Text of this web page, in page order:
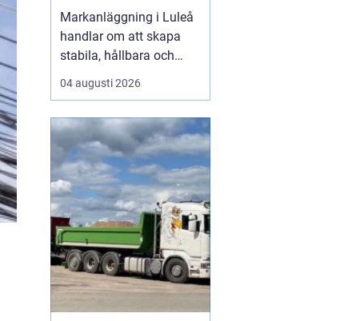
funktionella ytor
Markanläggning i Luleå
handlar om att skapa
stabila, hållbara och
funktionella ytor för
bostäder, vägar,
ledningar i ett klimat
som ställer höga krav på
både planering och ut...
04 augusti 2026